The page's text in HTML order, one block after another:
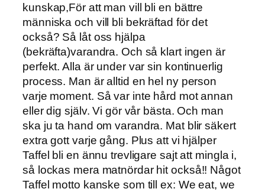
kunskap,För att man vill bli en bättre
människa och vill bli bekräftad för det
också? Så låt oss hjälpa
(bekräfta)varandra. Och så klart ingen är
perfekt. Alla är under var sin kontinuerlig
process. Man är alltid en hel ny person
varje moment. Så var inte hård mot annan
eller dig själv. Vi gör vår bästa. Och man
ska ju ta hand om varandra. Mat blir säkert
extra gott varje gång. Plus att vi hjälper
Taffel bli en ännu trevligare sajt att mingla i,
så lockas mera matnördar hit också!! Något
Taffel motto kanske som till ex: We eat, we